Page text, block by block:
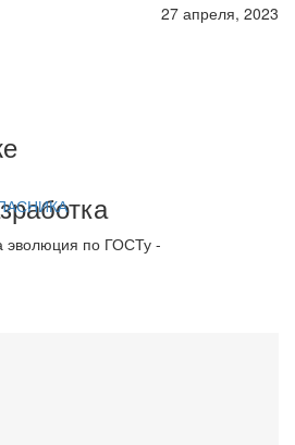
27 апреля, 2023
эволюция по ГОСТу -